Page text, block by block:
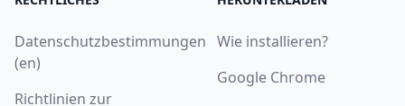
Datenschutzbestimmungen
(en)
Richtlinien zur
Wie installieren?
Google Chrome